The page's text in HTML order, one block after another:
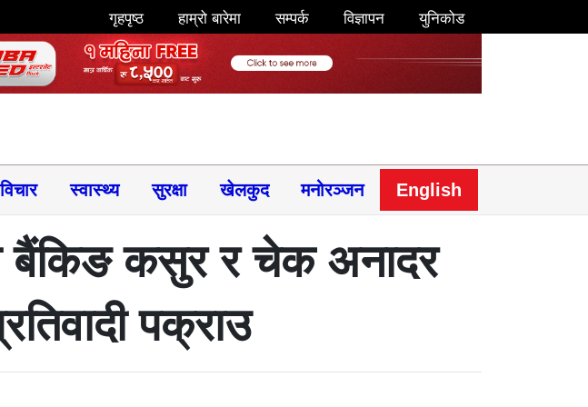
गृहपृष्ठ हाम्रो बारेमा सम्पर्क विज्ञापन युनिकोड
विचार स्वास्थ्य सुरक्षा खेलकुद मनोरञ्जन English
बैंकिङ कसुर र चेक अनादर
पक्राउ